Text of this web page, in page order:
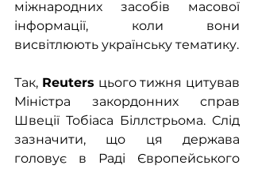
міжнародних засобів масової
інформації, коли вони
висвітлюють українську тематику.
Так, Reuters цього тижня цитував
Міністра закордонних справ
Швеції Тобіаса Біллстрьома. Слід
зазначити, що ця держава
головує в Раді Європейського